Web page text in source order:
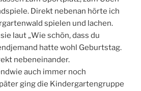
Direkt nebenan hörte ich
spielen und lachen.
laut „Wie schön, dass du
hatte wohl Geburtstag.
nebeneinander.
auch immer noch
ging die Kindergartengruppe